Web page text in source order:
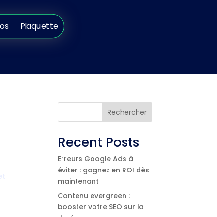
Plaquette
Plaquette
Rechercher
Recent Posts
Erreurs Google Ads à
éviter : gagnez en ROI dès
maintenant
Contenu evergreen :
booster votre SEO sur la